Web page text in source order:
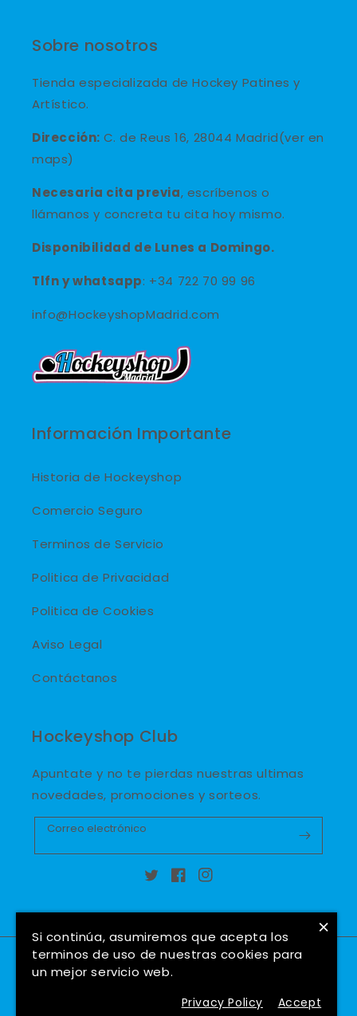
Sobre nosotros
Tienda especializada de Hockey Patines y
Artístico.
Dirección: C. de Reus 16, 28044 Madrid(ver en
maps)
Necesaria cita previa, escríbenos o
llámanos y concreta tu cita hoy mismo.
Disponibilidad de Lunes a Domingo.
Tlfn ywhatsapp: +34 722 70 99 96
info@HockeyshopMadrid.com
Información Importante
Historia de Hockeyshop
Comercio Seguro
Terminos de Servicio
Politica de Privacidad
Politica de Cookies
Aviso Legal
Contáctanos
Hockeyshop Club
Apuntate y no te pierdas nuestras ultimas
novedades, promociones y sorteos.
Correo electrónico
TwitterFacebookInstagram
País/región
Español
×
Si continúa, asumiremos que acepta los
terminos de uso de nuestras cookies para
un mejor servicio web.
Privacy Policy Accept